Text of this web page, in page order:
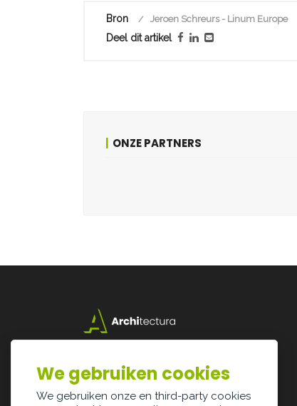
Bron Jeroen Schreurs - Linum Europe
Deel dit artikel
ONZE PARTNERS
3500 Hasselt
info@architectura.be
We gebruiken cookies
We gebruiken onze en third-party cookies